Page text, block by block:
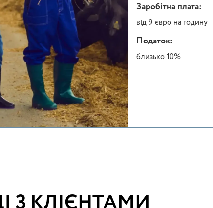
Заробітна плата:
від 9 євро на годину
Податок:
близько 10%